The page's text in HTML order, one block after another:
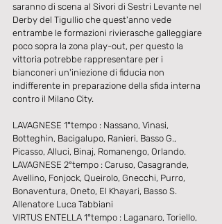
saranno di scena al Sivori di Sestri Levante nel
Derby del Tigullio che quest'anno vede
entrambe le formazioni rivierasche galleggiare
poco sopra la zona play-out, per questo la
vittoria potrebbe rappresentare per i
bianconeri un'iniezione di fiducia non
indifferente in preparazione della sfida interna
contro il Milano City.
LAVAGNESE 1°tempo : Nassano, Vinasi,
Botteghin, Bacigalupo, Ranieri, Basso G.,
Picasso, Alluci, Binaj, Romanengo, Orlando.
LAVAGNESE 2°tempo : Caruso, Casagrande,
Avellino, Fonjock, Queirolo, Gnecchi, Purro,
Bonaventura, Oneto, El Khayari, Basso S.
Allenatore Luca Tabbiani
VIRTUS ENTELLA 1°tempo : Laganaro, Toriello,